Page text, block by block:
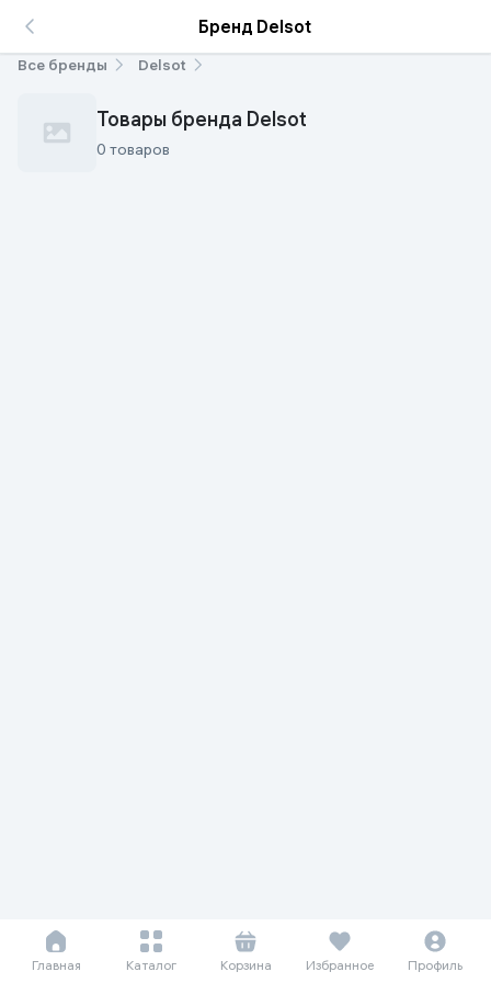
Бренд Delsot
Все бренды Delsot
Товары бренда Delsot
0 товаров
Главная Каталог Корзина Избранное Профиль